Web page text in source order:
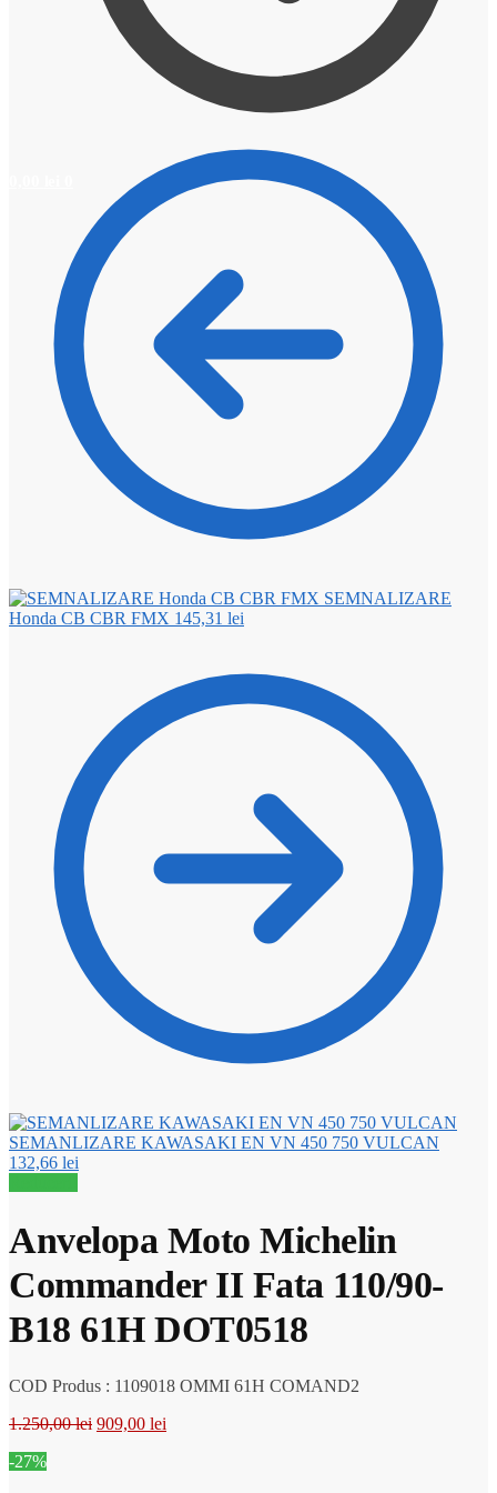
SEMNALIZARE
Honda CB CBR FMX 145,31 lei
SEMANLIZARE KAWASAKI EN VN 450 750 VULCAN
132,66 lei
Anvelopa Moto Michelin
Commander II Fata 110/90-
B18 61H DOT0518
COD Produs : 1109018 OMMI 61H COMAND2
1.250,00lei Prețul
909,00 lei
-27%